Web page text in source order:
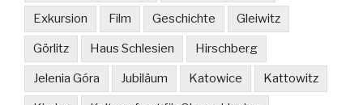
Exkursion Film Geschichte Gleiwitz
Görlitz Haus Schlesien Hirschberg
Jelenia Góra Jubiläum Katowice Kattowitz